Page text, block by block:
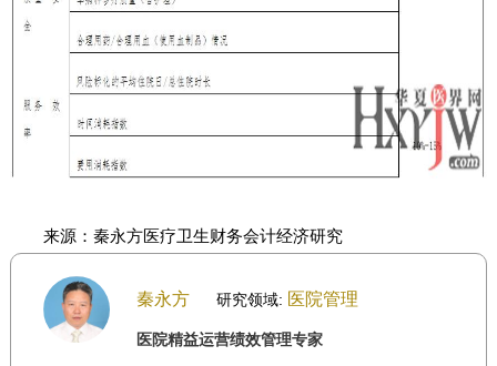
来源：秦永方医疗卫生财务会计经济研究
秦永方 研究领域: 医院管理
医院精益运营绩效管理专家